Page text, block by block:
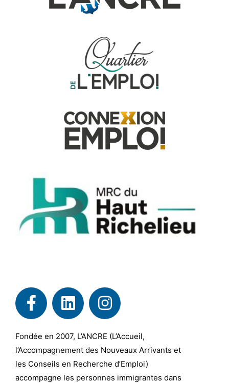
Fondée en 2007, L’ANCRE (L’Accueil,
l’Accompagnement des Nouveaux Arrivants et
les Conseils en Recherche d’Emploi)
accompagne les personnes immigrantes dans